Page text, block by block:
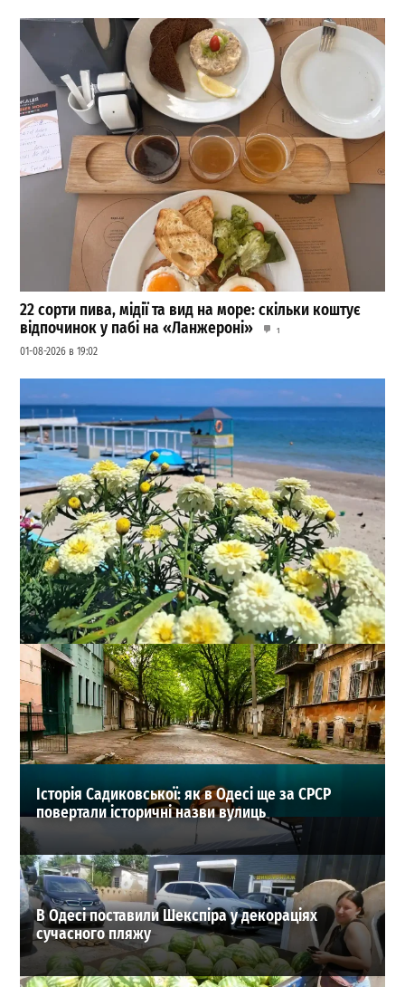
22 сорти пива, мідії та вид на море: скільки коштує
відпочинок у пабі на «Ланжероні»
1
01-08-2026 в 19:02
Море в Одесі не поспішає прогріватися: якою буде
температура води 31 липня
0
31-07-2026 в 07:14
ВИБІР РЕДАКЦІЇ
Історія Садиковської: як в Одесі ще за СРСР
повертали історичні назви вулиць
В Одесі поставили Шекспіра у декораціях
сучасного пляжу